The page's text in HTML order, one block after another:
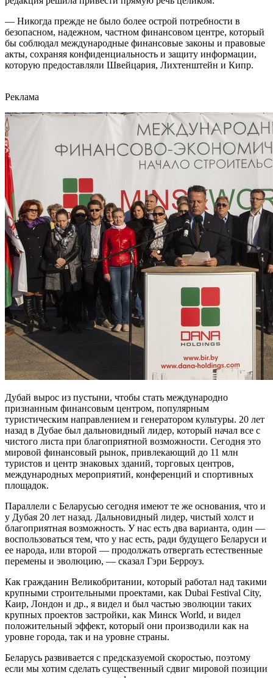
— Никогда прежде не было более острой потребности в
безопасном, надежном, частном финансовом центре, который
бы соблюдал международные финансовые законы и правовые
акты, сохраняя конфиденциальность и защиту информации,
которую предоставляли Швейцария, Лихтенштейн и Кипр.
Реклама
Дубай вырос из пустыни, чтобы стать международно
признанным финансовым центром, популярным
туристическим направлением и генератором культуры. 20 лет
назад в Дубае был дальновидный лидер, который начал все с
чистого листа при благоприятной возможности. Сегодня это
мировой финансовый рынок, привлекающий до 11 млн
туристов и центр знаковых зданий, торговых центров,
международных мероприятий, конференций и спортивных
площадок.
Параллели с Беларусью сегодня имеют те же основания, что и
у Дубая 20 лет назад. Дальновидный лидер, чистый холст и
благоприятная возможность. У нас есть два варианта, один —
воспользоваться тем, что у нас есть, ради будущего Беларуси и
ее народа, или второй — продолжать отвергать естественные
перемены и эволюцию, — сказал Гэри Берроуз.
Как гражданин Великобритании, который работал над такими
крупными строительными проектами, как Dubai Festival City,
Каир, Лондон и др., я видел и был частью эволюции таких
крупных проектов застройки, как Минск World, и видел
положительный эффект, который они производили как на
уровне города, так и на уровне страны.
Беларусь развивается с предсказуемой скоростью, поэтому
если мы хотим сделать существенный сдвиг мировой позиции